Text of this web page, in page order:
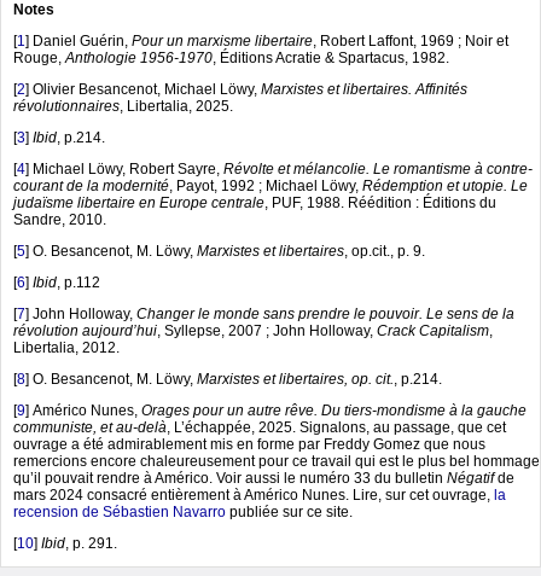
Notes
[1] Daniel Guérin, Pour un marxisme libertaire, Robert Laffont, 1969 ; Noir et
Rouge,Anthologie 1956-1970, Éditions Acratie & Spartacus, 1982.
[2] Olivier Besancenot, Michael Löwy, Marxistes et libertaires. Affinités
révolutionnaires, Libertalia, 2025.
[3] Ibid, p.214.
[4] Michael Löwy, Robert Sayre, Révolte et mélancolie. Le romantisme à contre-
courant de la modernité, Payot, 1992 ; Michael Löwy, Rédemption et utopie. Le
judaïsme libertaire en Europe centrale, PUF, 1988. Réédition : Éditions du
Sandre, 2010.
[5] O. Besancenot, M. Löwy, Marxistes et libertaires, op.cit., p. 9.
[6] Ibid, p.112
[7] John Holloway, Changer le monde sans prendre le pouvoir. Le sens de la
révolution aujourd’hui, Syllepse, 2007 ; John Holloway, Crack Capitalism,
Libertalia, 2012.
[8] O. Besancenot, M. Löwy, Marxistes et libertaires, op. cit., p.214.
[9] Américo Nunes, Orages pour un autre rêve. Du tiers-mondisme à la gauche
communiste, et au-delà, L’échappée, 2025. Signalons, au passage, que cet
ouvrage a été admirablement mis en forme par Freddy Gomez que nous
remercions encore chaleureusement pour ce travail qui est le plus bel hommage
qu’il pouvait rendre à Américo. Voir aussi le numéro 33 du bulletin Négatifde
mars 2024 consacré entièrement à Américo Nunes. Lire, sur cet ouvrage, la
recension de Sébastien Navarro publiée sur ce site.
[10] Ibid, p. 291.